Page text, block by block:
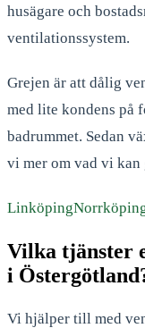
husägare och
ventilationssystem.
Grejen är att dålig
med lite kondens på
badrummet. Sedan
vi mer om vad vi
Linköping
Vilka tjänster
i
Vi hjälper till med